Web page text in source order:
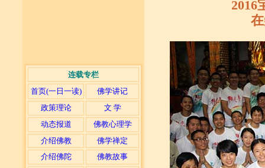
连载专栏
首页(一日一读)
佛学讲记
政策理论
文 学
动态报道
佛教心理学
介绍佛教
佛学禅定
介绍佛陀
佛教故事
2016